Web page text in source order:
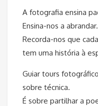
A fotografia ensina
Ensina-nos a abrandar.
Recorda-nos que
tem uma história à
Guiar tours
sobre técnica.
É sobre partilhar a